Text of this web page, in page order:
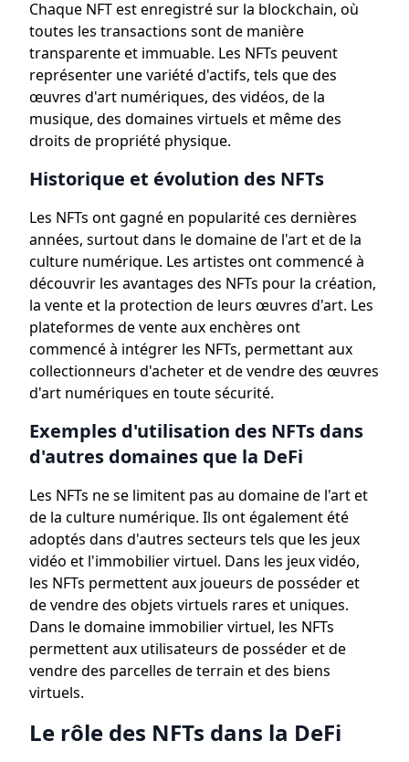
Chaque NFT est enregistré sur la blockchain, où
toutes les transactions sont de manière
transparente et immuable. Les NFTs peuvent
représenter une variété d'actifs, tels que des
œuvres d'art numériques, des vidéos, de la
musique, des domaines virtuels et même des
droits de propriété physique.
Historique et évolution des NFTs
Les NFTs ont gagné en popularité ces dernières
années, surtout dans le domaine de l'art et de la
culture numérique. Les artistes ont commencé à
découvrir les avantages des NFTs pour la création,
la vente et la protection de leurs œuvres d'art. Les
plateformes de vente aux enchères ont
commencé à intégrer les NFTs, permettant aux
collectionneurs d'acheter et de vendre des œuvres
d'art numériques en toute sécurité.
Exemples d'utilisation des NFTs dans
d'autres domaines que la DeFi
Les NFTs ne se limitent pas au domaine de l'art et
de la culture numérique. Ils ont également été
adoptés dans d'autres secteurs tels que les jeux
vidéo et l'immobilier virtuel. Dans les jeux vidéo,
les NFTs permettent aux joueurs de posséder et
de vendre des objets virtuels rares et uniques.
Dans le domaine immobilier virtuel, les NFTs
permettent aux utilisateurs de posséder et de
vendre des parcelles de terrain et des biens
virtuels.
Le rôle des NFTs dans la DeFi